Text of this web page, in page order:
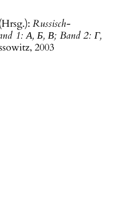
Russisch-
1: А, Б, В; Band 2: Г,
2003